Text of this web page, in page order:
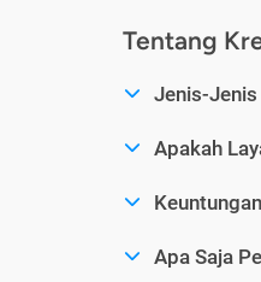
Tentang
Jenis-Jenis
Apakah
Apa Saja